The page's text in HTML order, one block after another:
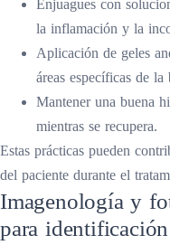
Enjuagues con
la inflamación y la
Aplicación de geles
áreas específicas de la
Mantener una buena
mientras se recupera.
Estas prácticas pueden
del paciente durante el
Imagenología y
para identificación